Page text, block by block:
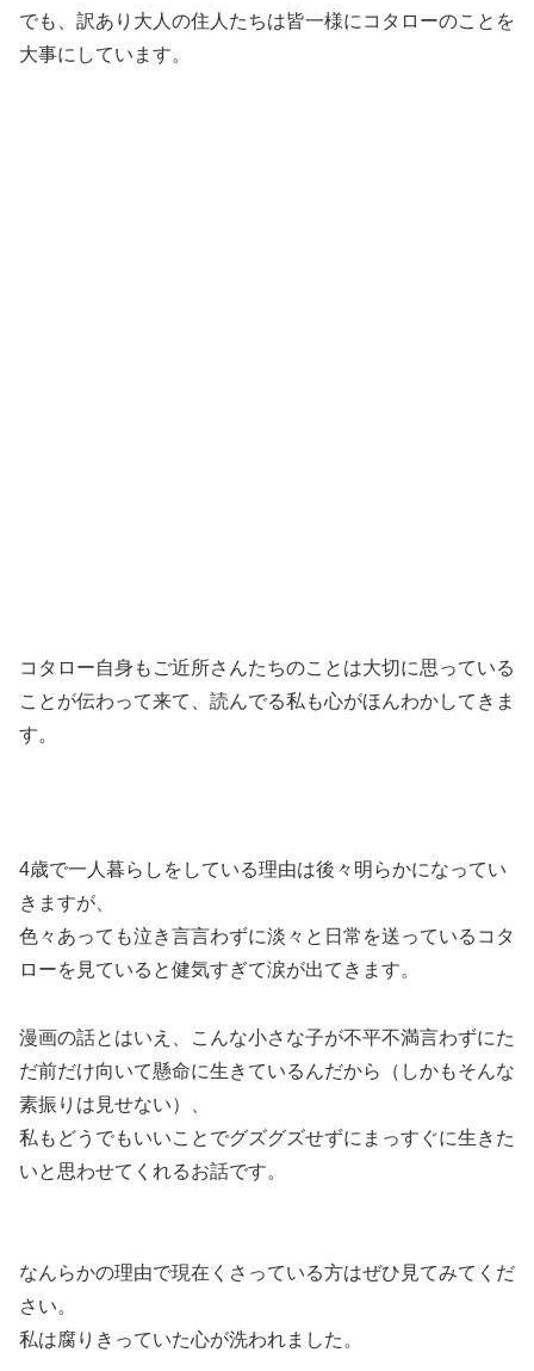
でも、訳あり大人の住人たちは皆一様にコタローのことを
大事にしています。
コタロー自身もご近所さんたちのことは大切に思っている
ことが伝わって来て、読んでる私も心がほんわかしてきま
す。
4歳で一人暮らしをしている理由は後々明らかになってい
きますが、
色々あっても泣き言言わずに淡々と日常を送っているコタ
ローを見ていると健気すぎて涙が出てきます。
漫画の話とはいえ、こんな小さな子が不平不満言わずにた
だ前だけ向いて懸命に生きているんだから（しかもそんな
素振りは見せない）、
私もどうでもいいことでグズグズせずにまっすぐに生きた
いと思わせてくれるお話です。
なんらかの理由で現在くさっている方はぜひ見てみてくだ
さい。
私は腐りきっていた心が洗われました。